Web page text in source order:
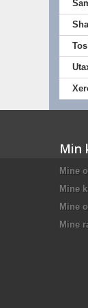
Min
Mine
Mine
Mine
Mine